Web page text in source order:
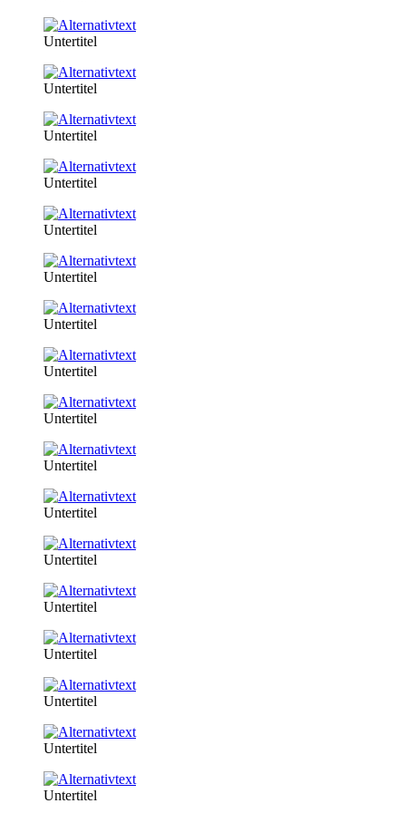
Untertitel
Untertitel
Untertitel
Untertitel
Untertitel
Untertitel
Untertitel
Untertitel
Untertitel
Untertitel
Untertitel
Untertitel
Untertitel
Untertitel
Untertitel
Untertitel
Untertitel